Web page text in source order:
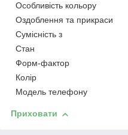
Особливість кольору
Оздоблення та прикраси
Сумісність з
Стан
Форм-фактор
Колір
Модель телефону
Приховати